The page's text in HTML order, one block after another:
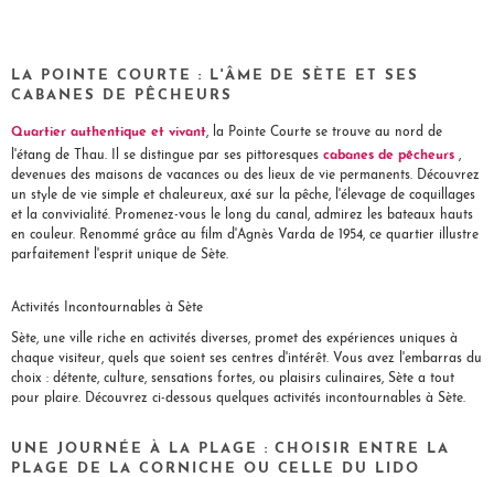
LA POINTE COURTE : L'ÂME DE SÈTE ET SES
CABANES DE PÊCHEURS
Quartier authentique et vivant, la Pointe Courte se trouve au nord de
l'étang de Thau. Il se distingue par ses pittoresques cabanes de pêcheurs ,
devenues des maisons de vacances ou des lieux de vie permanents. Découvrez
un style de vie simple et chaleureux, axé sur la pêche, l'élevage de coquillages
et la convivialité. Promenez-vous le long du canal, admirez les bateaux hauts
en couleur. Renommé grâce au film d'Agnès Varda de 1954, ce quartier illustre
parfaitement l'esprit unique de Sète.
Activités Incontournables à Sète
Sète, une ville riche en activités diverses, promet des expériences uniques à
chaque visiteur, quels que soient ses centres d'intérêt. Vous avez l'embarras du
choix : détente, culture, sensations fortes, ou plaisirs culinaires, Sète a tout
pour plaire. Découvrez ci-dessous quelques activités incontournables à Sète.
UNE JOURNÉE À LA PLAGE : CHOISIR ENTRE LA
PLAGE DE LA CORNICHE OU CELLE DU LIDO